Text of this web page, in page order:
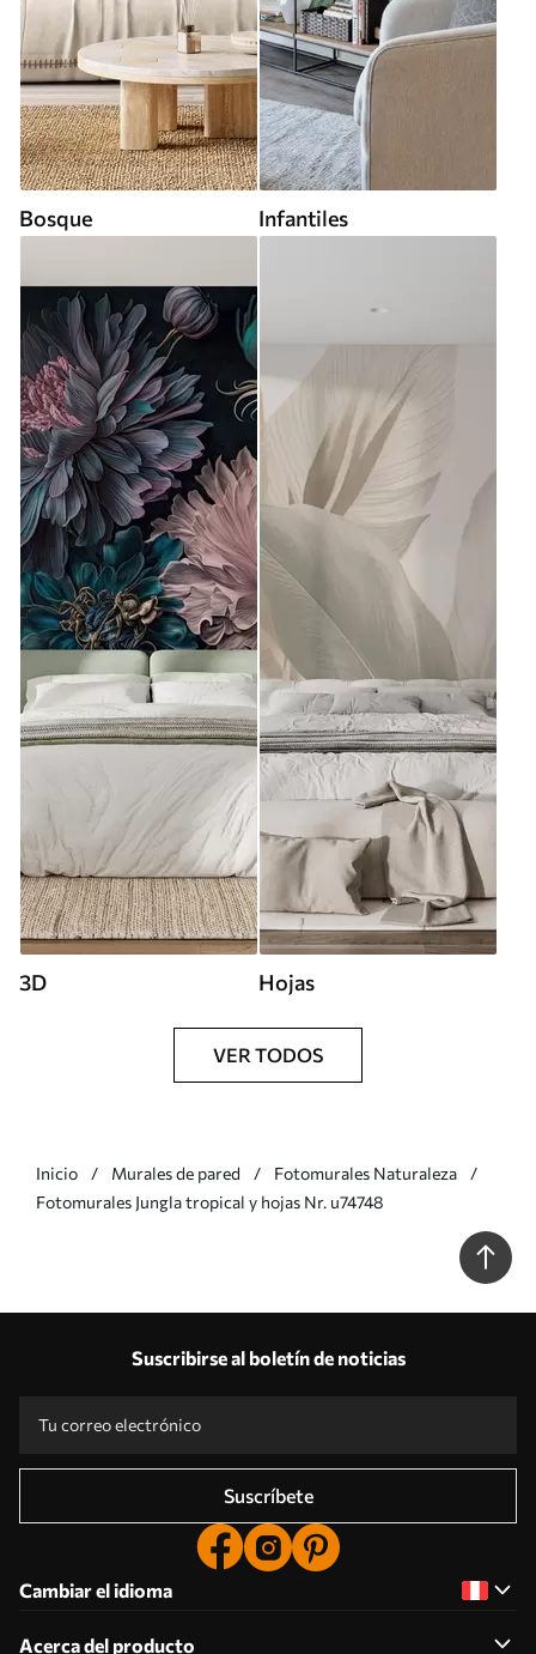
Bosque Infantiles
3D Hojas
VER TODOS
Inicio Murales de pared
Fotomurales Naturaleza
Fotomurales Jungla tropical y hojas Nr. u74748
Suscribirse al boletín de noticias
Suscríbete
Cambiar el idioma
Acerca del producto